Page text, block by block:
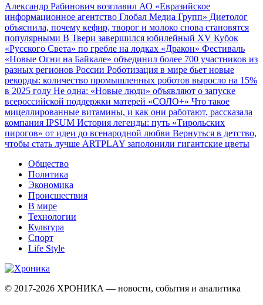
Александр Рабинович возглавил АО «Евразийское
информационное агентство Глобал Медиа Групп» Диетолог
объяснила, почему кефир, творог и молоко снова становятся
популярными В Твери завершился юбилейный XV Кубок
«Русского Света» по гребле на лодках «Дракон» Фестиваль
«Новые Огни на Байкале» объединил более 700 участников из
разных регионов России Роботизация в мире бьет новые
рекорды: количество промышленных роботов выросло на 15%
в 2025 году Не одна: «Новые люди» объявляют о запуске
всероссийской поддержки матерей «СОЛО+» Что такое
мицеллированные витамины, и как они работают, рассказала
компания IPSUM История легенды: путь «Тирольских
пирогов» от идеи до всенародной любви Вернуться в детство,
чтобы стать лучше ARTPLAY заполонили гигантские цветы
Общество
Политика
Экономика
Происшествия
В мире
Технологии
Культура
Спорт
Life Style
© 2017-2026 ХРОНИКА — новости, события и аналитика